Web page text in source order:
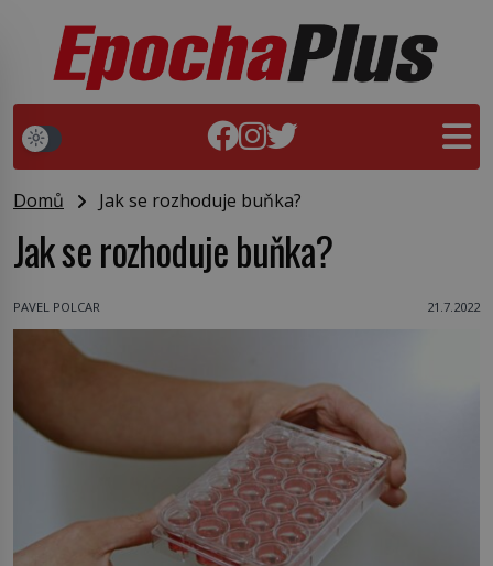
Domů Jak se rozhoduje buňka?
Jak se rozhoduje buňka?
PAVEL POLCAR 21.7.2022